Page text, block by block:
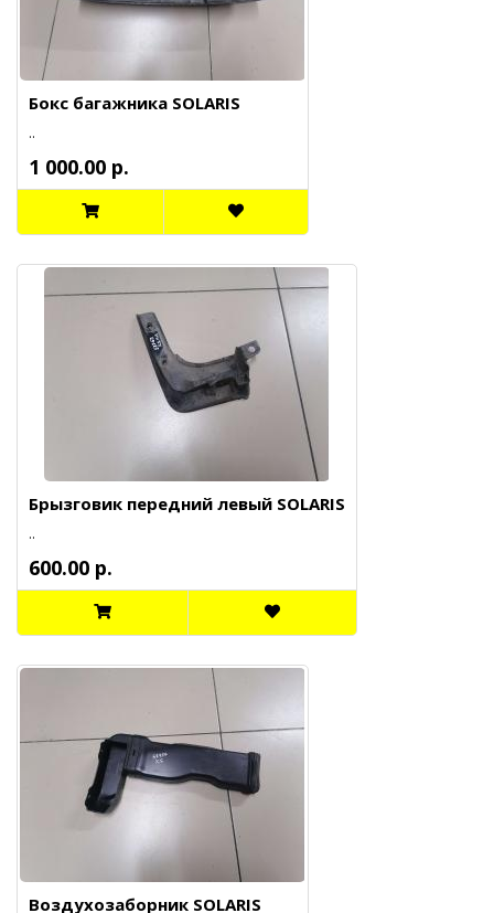
Бокс багажника SOLARIS
..
1 000.00 р.
Брызговик передний левый SOLARIS
..
600.00 р.
Воздухозаборник SOLARIS